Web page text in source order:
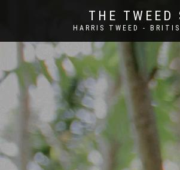
THE TWEED
HARRIS TWEED -